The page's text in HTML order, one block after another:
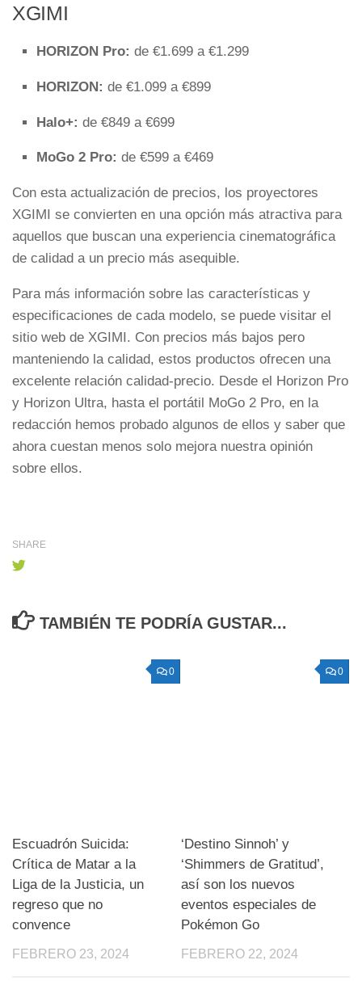
XGIMI
HORIZON Pro: de €1.699 a €1.299
HORIZON: de €1.099 a €899
Halo+: de €849 a €699
MoGo 2 Pro: de €599 a €469
Con esta actualización de precios, los proyectores
XGIMI se convierten en una opción más atractiva para
aquellos que buscan una experiencia cinematográfica
de calidad a un precio más asequible.
Para más información sobre las características y
especificaciones de cada modelo, se puede visitar el
sitio web de XGIMI. Con precios más bajos pero
manteniendo la calidad, estos productos ofrecen una
excelente relación calidad-precio. Desde el Horizon Pro
y Horizon Ultra, hasta el portátil MoGo 2 Pro, en la
redacción hemos probado algunos de ellos y saber que
ahora cuestan menos solo mejora nuestra opinión
sobre ellos.
SHARE
TAMBIÉN TE PODRÍA GUSTAR...
0
Escuadrón Suicida:
Crítica de Matar a la
Liga de la Justicia, un
regreso que no
convence
FEBRERO 23, 2024
0
‘Destino Sinnoh’ y
‘Shimmers de Gratitud’,
así son los nuevos
eventos especiales de
Pokémon Go
FEBRERO 22, 2024